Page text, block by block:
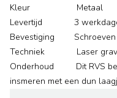
Kleur Metaal
Levertijd 3
Bevestiging Schroeven
Techniek Laser
Onderhoud Dit RVS
insmeren met een dun